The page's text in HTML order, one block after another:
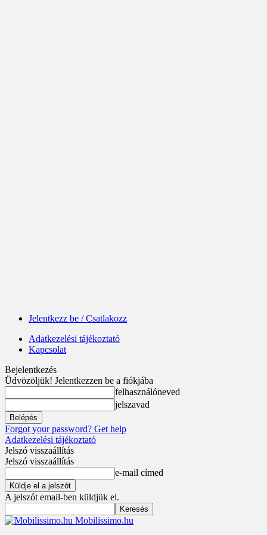
Jelentkezz be / Csatlakozz
Adatkezelési tájékoztató
Kapcsolat
Bejelentkezés
Üdvözöljük! Jelentkezzen be a fiókjába
felhasználóneved
jelszavad
Forgot your password? Get help
Adatkezelési tájékoztató
Jelszó visszaállítás
Jelszó visszaállítás
e-mail címed
A jelszót email-ben küldjük el.
Mobilissimo.hu